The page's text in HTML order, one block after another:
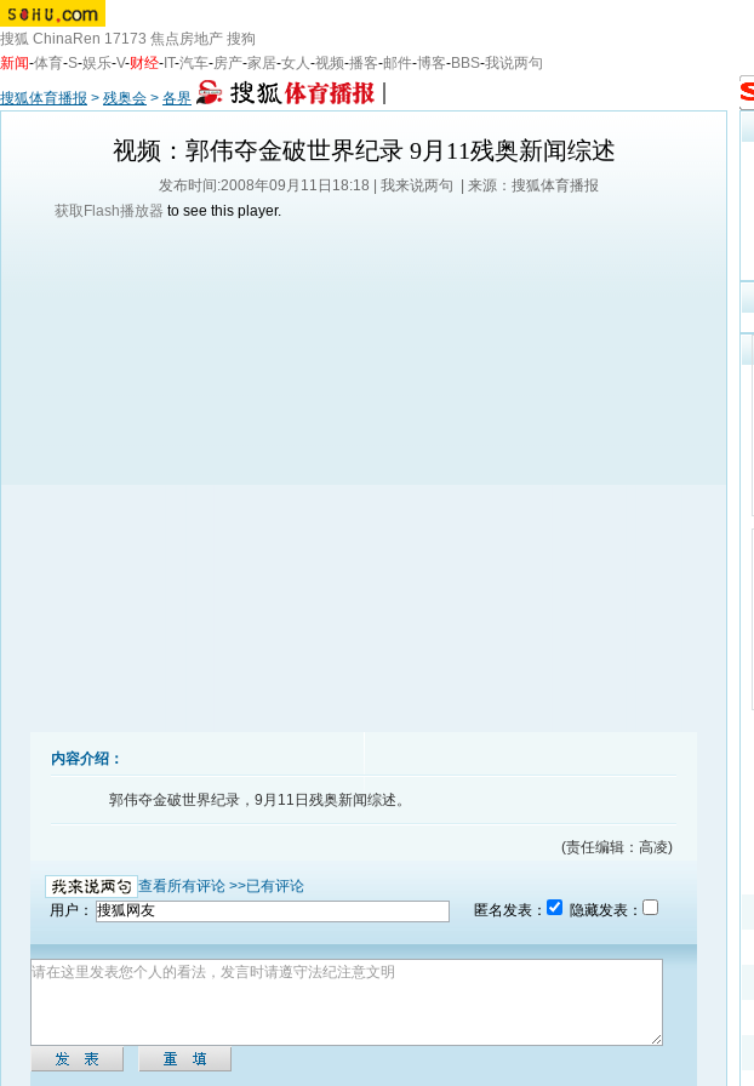
搜狐 ChinaRen 17173 焦点房地产 搜狗
新闻-体育-S-娱乐-V-财经- IT-汽车-房产-家居-女人-视频-播客-邮件-博客-BBS-我说两句
搜狐体育播报 > 残奥会 > 各界
视频：郭伟夺金破世界纪录 9月11残奥新闻综述
发布时间:2008年09月11日18:18 | 我来说两句
| 来源：搜狐体育播报
获取Flash播放器 to see this player.
内容介绍：
郭伟夺金破世界纪录，9月11日残奥新闻综述。
(责任编辑：高凌)
查看所有评论 >>已有评论
用户：
匿名发表： 隐藏发表：